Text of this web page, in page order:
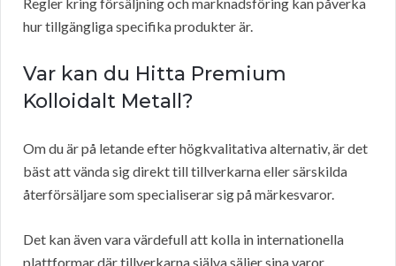
hur tillgängliga specifika produkter är.
Var kan du Hitta Premium
Kolloidalt Metall?
Om du är på letande efter högkvalitativa alternativ, är det
bäst att vända sig direkt till tillverkarna eller särskilda
återförsäljare som specialiserar sig på märkesvaror.
Det kan även vara värdefull att kolla in internationella
plattformar där tillverkarna själva säljer sina varor.